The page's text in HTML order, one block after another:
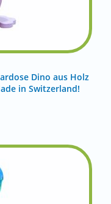
Dino aus Holz
in Switzerland!